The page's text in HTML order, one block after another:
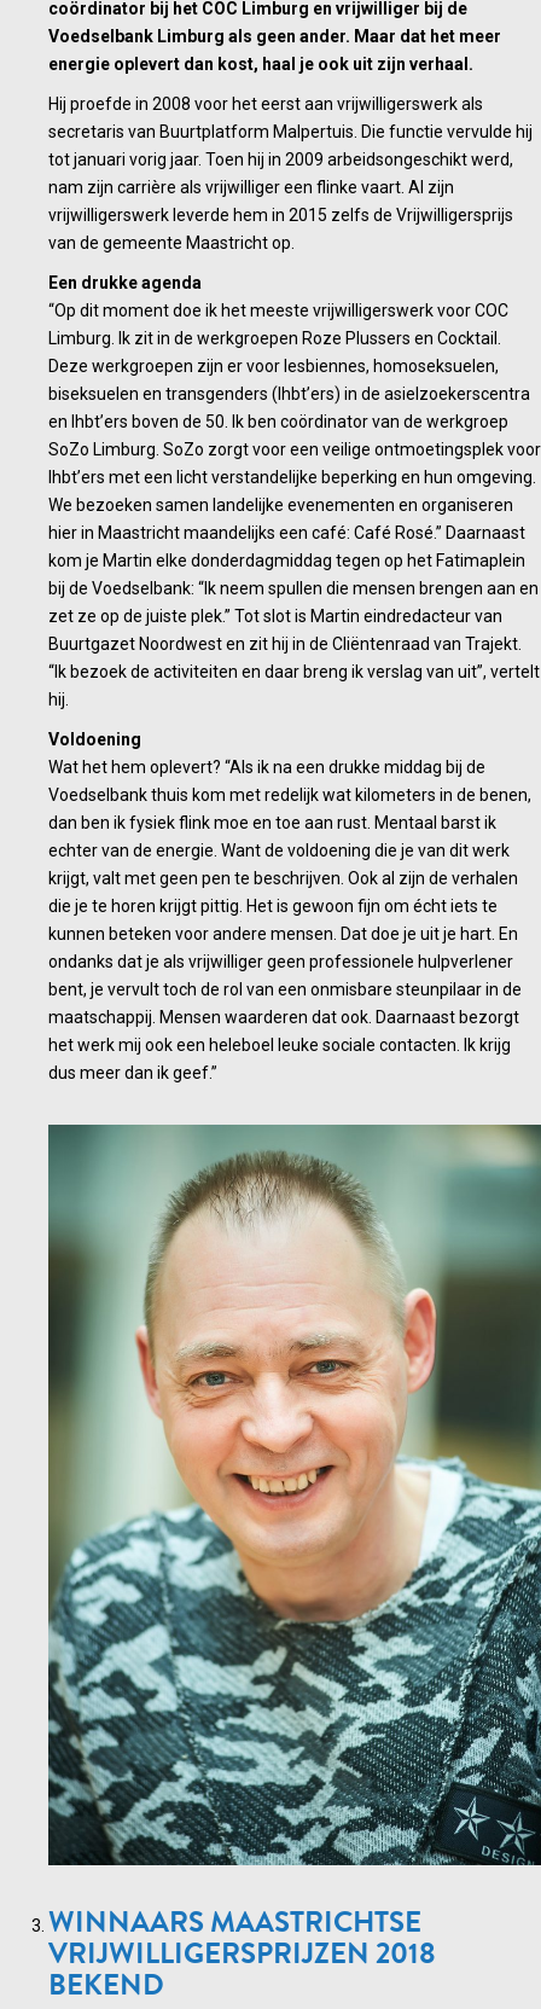
Martin
doet
coördinator bij het COC Limburg en vrijwilliger bij de
Voedselbank Limburg als geen ander. Maar dat het meer
energie oplevert dan kost, haal je ook uit zijn verhaal.
Hij proefde in 2008 voor het eerst aan vrijwilligerswerk als
secretaris van Buurtplatform Malpertuis. Die functie vervulde hij
tot januari vorig jaar. Toen hij in 2009 arbeidsongeschikt werd,
nam zijn carrière als vrijwilliger een flinke vaart. Al zijn
vrijwilligerswerk leverde hem in 2015 zelfs de Vrijwilligersprijs
van de gemeente Maastricht op.
Een drukke agenda
“Op dit moment doe ik het meeste vrijwilligerswerk voor COC
Limburg. Ik zit in de werkgroepen Roze Plussers en Cocktail.
Deze werkgroepen zijn er voor lesbiennes, homoseksuelen,
biseksuelen en transgenders (lhbt’ers) in de asielzoekerscentra
en lhbt’ers boven de 50. Ik ben coördinator van de werkgroep
SoZo Limburg. SoZo zorgt voor een veilige ontmoetingsplek voor
lhbt’ers met een licht verstandelijke beperking en hun omgeving.
We bezoeken samen landelijke evenementen en organiseren
hier in Maastricht maandelijks een café: Café Rosé.” Daarnaast
kom je Martin elke donderdagmiddag tegen op het Fatimaplein
bij de Voedselbank: “Ik neem spullen die mensen brengen aan en
zet ze op de juiste plek.” Tot slot is Martin eindredacteur van
Buurtgazet Noordwest en zit hij in de Cliëntenraad van Trajekt.
“Ik bezoek de activiteiten en daar breng ik verslag van uit”, vertelt
hij.
Voldoening
Wat het hem oplevert? “Als ik na een drukke middag bij de
Voedselbank thuis kom met redelijk wat kilometers in de benen,
dan ben ik fysiek flink moe en toe aan rust. Mentaal barst ik
echter van de energie. Want de voldoening die je van dit werk
krijgt, valt met geen pen te beschrijven. Ook al zijn de verhalen
die je te horen krijgt pittig. Het is gewoon fijn om écht iets te
kunnen beteken voor andere mensen. Dat doe je uit je hart. En
ondanks dat je als vrijwilliger geen professionele hulpverlener
bent, je vervult toch de rol van een onmisbare steunpilaar in de
maatschappij. Mensen waarderen dat ook. Daarnaast bezorgt
het werk mij ook een heleboel leuke sociale contacten. Ik krijg
dus meer dan ik geef.”
WINNAARS MAASTRICHTSE
VRIJWILLIGERSPRIJZEN 2018
BEKEND